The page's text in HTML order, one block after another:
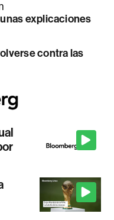
explicaciones
contra las